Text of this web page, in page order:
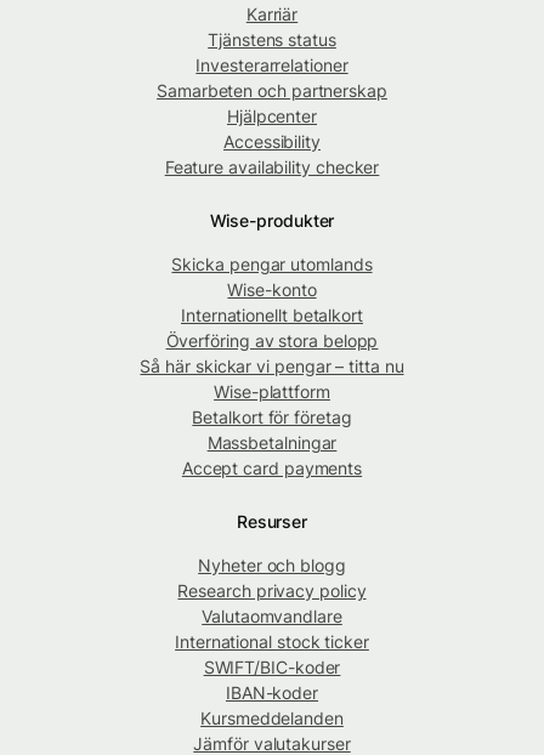
Karriär
Tjänstens status
Investerarrelationer
Samarbeten och partnerskap
Hjälpcenter
Accessibility
Feature availability checker
Wise-produkter
Skicka pengar utomlands
Wise-konto
Internationellt betalkort
Överföring av stora belopp
Så här skickar vi pengar – titta nu
Wise-plattform
Betalkort för företag
Massbetalningar
Accept card payments
Resurser
Nyheter och blogg
Research privacy policy
Valutaomvandlare
International stock ticker
SWIFT/BIC-koder
IBAN-koder
Kursmeddelanden
Jämför valutakurser